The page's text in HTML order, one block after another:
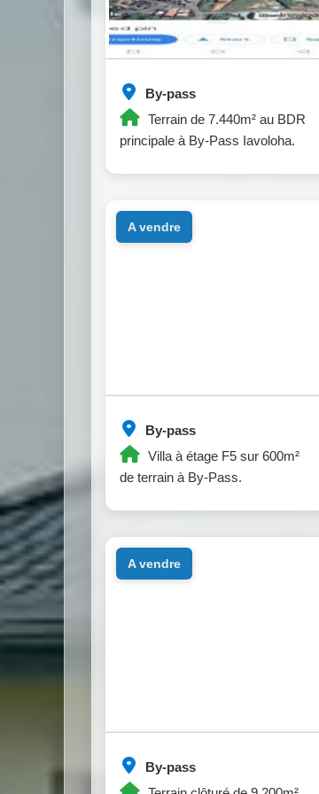
By-pass
Terrain de 7.440m² au BDR
principale à By-Pass Iavoloha.
By-pass
Villa à étage F5 sur 600m²
de terrain à By-Pass.
a vendre
By-pass
a vendre